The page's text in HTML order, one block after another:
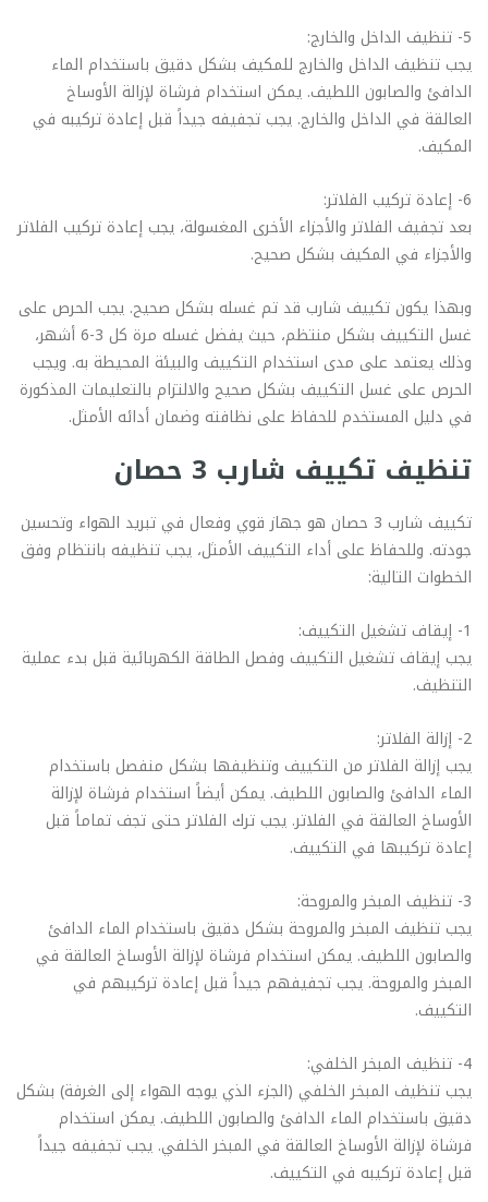
5- تنظيف الداخل والخارج:
يجب تنظيف الداخل والخارج للمكيف بشكل دقيق باستخدام الماء
الدافئ والصابون اللطيف. يمكن استخدام فرشاة لإزالة الأوساخ
العالقة في الداخل والخارج. يجب تجفيفه جيداً قبل إعادة تركيبه في
المكيف.
6- إعادة تركيب الفلاتر:
بعد تجفيف الفلاتر والأجزاء الأخرى المغسولة، يجب إعادة تركيب الفلاتر
والأجزاء في المكيف بشكل صحيح.
وبهذا يكون تكييف شارب قد تم غسله بشكل صحيح. يجب الحرص على
غسل التكييف بشكل منتظم، حيث يفضل غسله مرة كل 3-6 أشهر،
وذلك يعتمد على مدى استخدام التكييف والبيئة المحيطة به. ويجب
الحرص على غسل التكييف بشكل صحيح والالتزام بالتعليمات المذكورة
في دليل المستخدم للحفاظ على نظافته وضمان أدائه الأمثل.
تنظيف تكييف شارب 3 حصان
تكييف شارب 3 حصان هو جهاز قوي وفعال في تبريد الهواء وتحسين
جودته. وللحفاظ على أداء التكييف الأمثل، يجب تنظيفه بانتظام وفق
الخطوات التالية:
1- إيقاف تشغيل التكييف:
يجب إيقاف تشغيل التكييف وفصل الطاقة الكهربائية قبل بدء عملية
التنظيف.
2- إزالة الفلاتر:
يجب إزالة الفلاتر من التكييف وتنظيفها بشكل منفصل باستخدام
الماء الدافئ والصابون اللطيف. يمكن أيضاً استخدام فرشاة لإزالة
الأوساخ العالقة في الفلاتر. يجب ترك الفلاتر حتى تجف تماماً قبل
إعادة تركيبها في التكييف.
3- تنظيف المبخر والمروحة:
يجب تنظيف المبخر والمروحة بشكل دقيق باستخدام الماء الدافئ
والصابون اللطيف. يمكن استخدام فرشاة لإزالة الأوساخ العالقة في
المبخر والمروحة. يجب تجفيفهم جيداً قبل إعادة تركيبهم في
التكييف.
4- تنظيف المبخر الخلفي:
يجب تنظيف المبخر الخلفي (الجزء الذي يوجه الهواء إلى الغرفة) بشكل
دقيق باستخدام الماء الدافئ والصابون اللطيف. يمكن استخدام
فرشاة لإزالة الأوساخ العالقة في المبخر الخلفي. يجب تجفيفه جيداً
قبل إعادة تركيبه في التكييف.